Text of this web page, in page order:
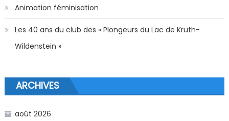
Animation féminisation
Les 40 ans du club des « Plongeurs du Lac de Kruth-
Wildenstein »
ARCHIVES
août 2026